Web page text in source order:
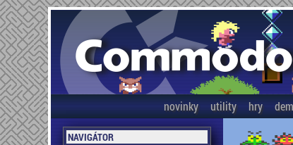
novinky utility hry
NAVIGÁTOR